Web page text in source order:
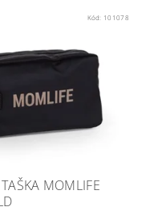
Kód: 101078
MOMLIFE